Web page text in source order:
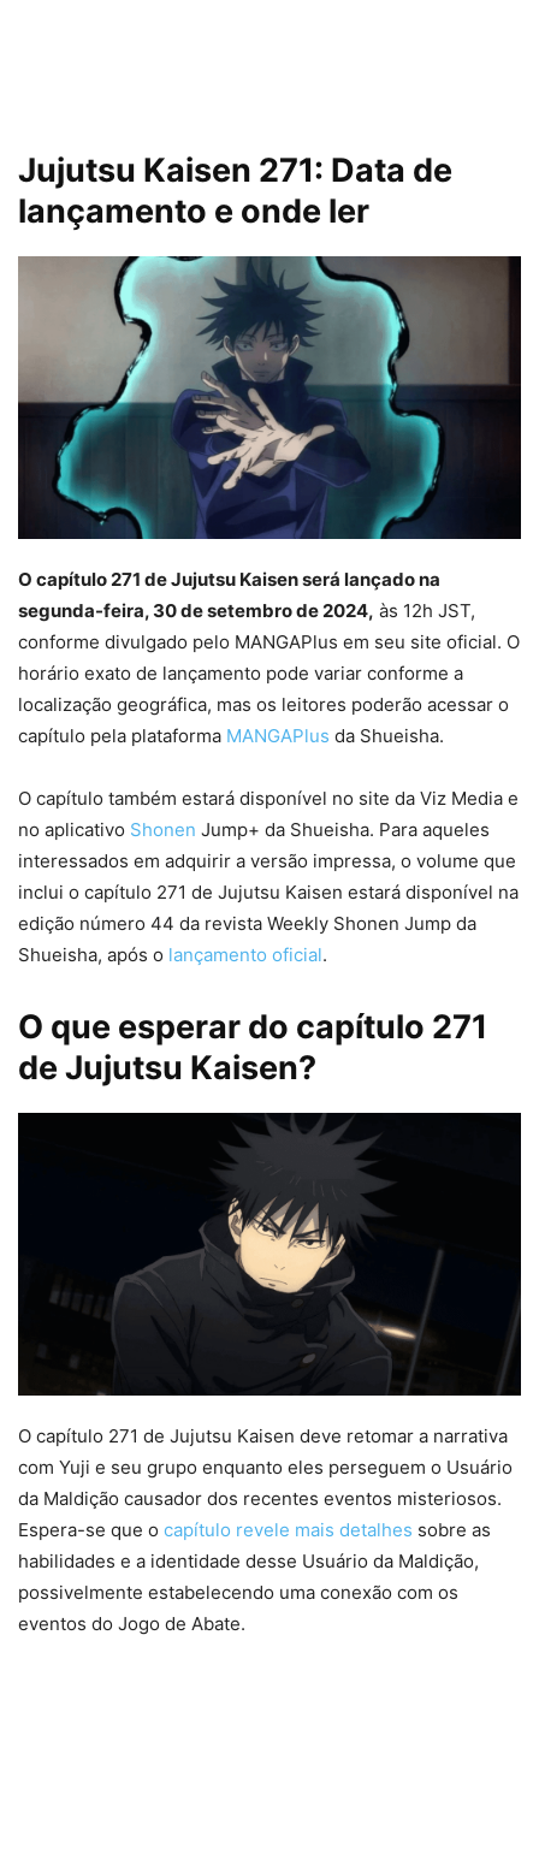
Jujutsu Kaisen 271: Data de
lançamento e onde ler
O capítulo 271 de Jujutsu Kaisen será lançado na
segunda-feira, 30 de setembro de 2024, às 12h JST,
conforme divulgado pelo MANGAPlus em seu site oficial. O
horário exato de lançamento pode variar conforme a
localização geográfica, mas os leitores poderão acessar o
capítulo pela plataforma MANGAPlus da Shueisha.
O capítulo também estará disponível no site da Viz Media e
no aplicativo Shonen Jump+ da Shueisha. Para aqueles
interessados em adquirir a versão impressa, o volume que
inclui o capítulo 271 de Jujutsu Kaisen estará disponível na
edição número 44 da revista Weekly Shonen Jump da
Shueisha, após o lançamento oficial.
O que esperar do capítulo 271
de Jujutsu Kaisen?
O capítulo 271 de Jujutsu Kaisen deve retomar a narrativa
com Yuji e seu grupo enquanto eles perseguem o Usuário
da Maldição causador dos recentes eventos misteriosos.
Espera-se que o capítulo revele mais detalhes sobre as
habilidades e a identidade desse Usuário da Maldição,
possivelmente estabelecendo uma conexão com os
eventos do Jogo de Abate.